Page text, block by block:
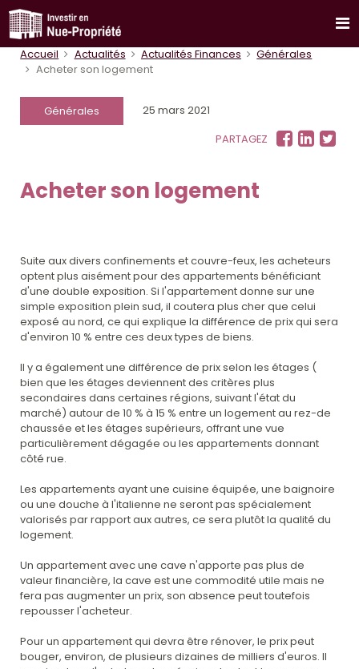
Accueil Actualités Actualités Finances
Générales
Acheter son logement
Générales
25 mars 2021
PARTAGEZ
Acheter son logement
Suite aux divers confinements et couvre-feux, les acheteurs
optent plus aisément pour des appartements bénéficiant
d'une double exposition. Si l'appartement donne sur une
simple exposition plein sud, il coutera plus cher que celui
exposé au nord, ce qui explique la différence de prix qui sera
d'environ 10 % entre ces deux types de biens.
Il y a également une différence de prix selon les étages (
bien que les étages deviennent des critères plus
secondaires dans certaines régions, suivant l'état du
marché) autour de 10 % à 15 % entre un logement au rez-de
chaussée et les étages supérieurs, offrant une vue
particulièrement dégagée ou les appartements donnant
côté rue.
Les appartements ayant une cuisine équipée, une baignoire
ou une douche à l'italienne ne seront pas spécialement
valorisés par rapport aux autres, ce sera plutôt la qualité du
logement.
Un appartement avec une cave n'apporte pas plus de
valeur financière, la cave est une commodité utile mais ne
fera pas augmenter un prix, son absence peut toutefois
repousser l'acheteur.
Pour un appartement qui devra être rénover, le prix peut
bouger, environ, de plusieurs dizaines de milliers d'euros. Il